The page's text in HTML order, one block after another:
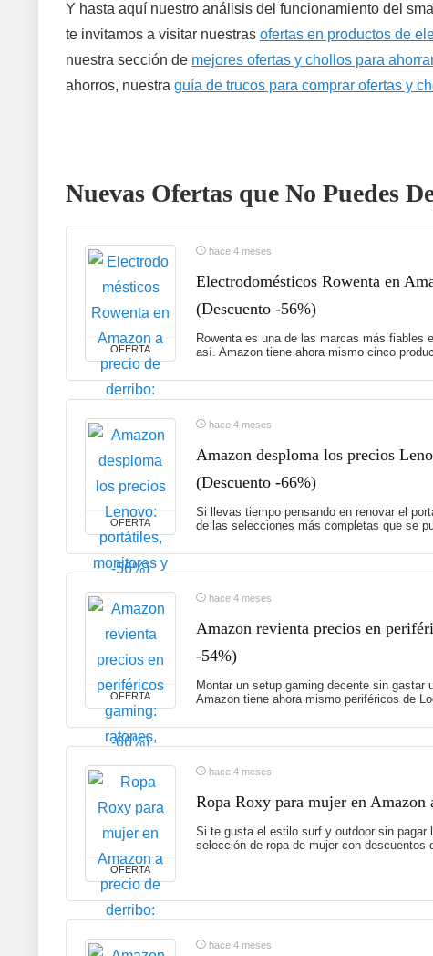
Y hasta aquí nuestro análisis del funcionamiento del
te invitamos a visitar nuestras ofertas en productos de
nuestra sección de mejores ofertas y chollos para
ahorros, nuestra guía de trucos para comprar ofertas y
Nuevas Ofertas que No Puedes
OFERTA
hace 4 meses
Electrodomésticos Rowenta en
(Descuento -56%)
Rowenta es una de las marcas más fiables
así. Amazon tiene ahora mismo cinco
OFERTA
hace 4 meses
Amazon desploma los precios
(Descuento -66%)
Si llevas tiempo pensando en renovar el
de las selecciones más completas que se
OFERTA
hace 4 meses
Amazon revienta precios en
-54%)
Montar un setup gaming decente sin
Amazon tiene ahora mismo periféricos de
OFERTA
hace 4 meses
Ropa Roxy para mujer en Amazon
Si te gusta el estilo surf y outdoor sin pagar
selección de ropa de mujer con descuentos
hace 4 meses